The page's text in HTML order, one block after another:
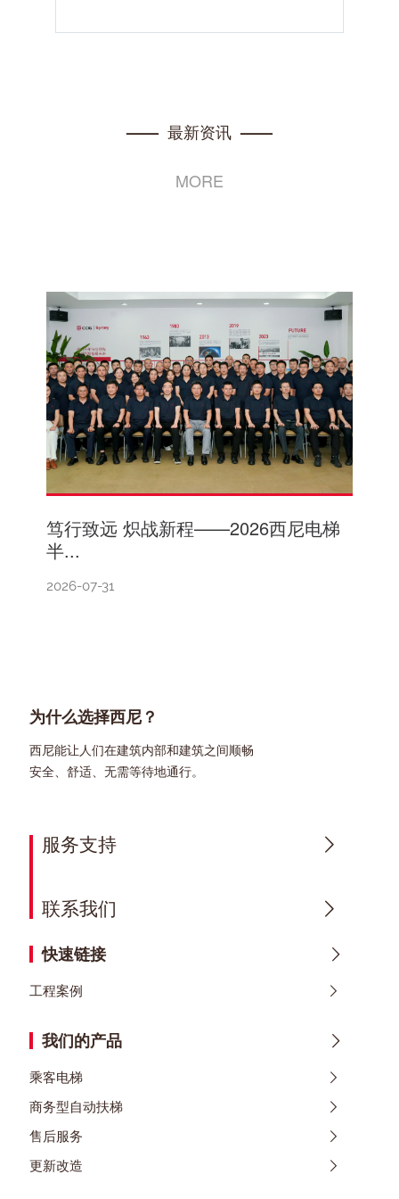
—— 最新资讯——
MORE
笃行致远 炽战新程——2026西尼电梯
半...
2026-07-31
为什么选择西尼？
西尼能让人们在建筑内部和建筑之间顺畅
安全、舒适、无需等待地通行。
服务支持
联系我们
快速链接
工程案例
我们的产品
乘客电梯
商务型自动扶梯
售后服务
更新改造